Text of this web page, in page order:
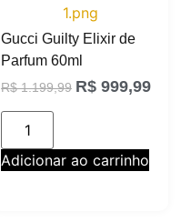
Gucci Guilty Elixir de
Parfum 60ml
R$1.199,99 R$ 999,99
Adicionar ao carrinho